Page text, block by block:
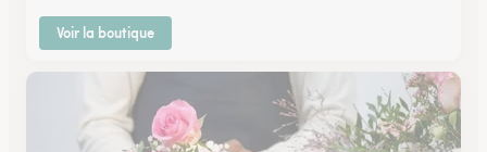
Voir la boutique